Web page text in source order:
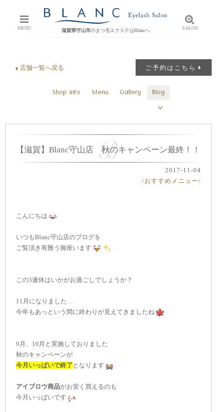
MENU 滋賀県守山市のまつ毛エクステはBlancへ SALON
守山店のスタッフブログ
ご予約はこちら
店舗一覧へ戻る
Shop info Menu Gallery Blog
【滋賀】Blanc守山店 秋のキャンペーン最終！！
2017-11-04
/おすすめメニュー/
こんにちは
いつもBlanc守山店のブログを
ご覧頂き有難う御座います
この3連休はいかがお過ごしでしょうか？
11月になりました…
今年もあっという間に終わりが見えてきましたね
9月、10月と実施しておりました
秋のキャンペーンが
今月いっぱいで終了 となります
アイブロウ商品がお安く買えるのも
今月いっぱいです